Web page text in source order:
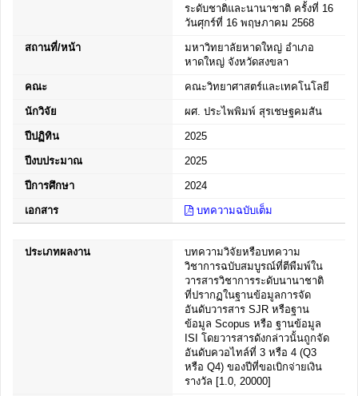
ระดับชาติและนานาชาติ ครั้งที่ 16
วันศุกร์ที่ 16 พฤษภาคม 2568
สถานที่/หน้า
มหาวิทยาลัยหาดใหญ่ อำเภอ
หาดใหญ่ จังหวัดสงขลา
คณะ คณะวิทยาศาสตร์และเทคโนโลยี
นักวิจัย ผศ. ประไพพิมพ์ สุรเชษฐคมสัน
ปีปฏิทิน 2025
ปีงบประมาณ 2025
ปีการศึกษา 2024
เอกสาร บทความฉบับเต็ม
ประเภทผลงาน
บทความวิจัยหรือบทความ
วิชาการฉบับสมบูรณ์ที่ตีพืมพ์ใน
วารสารวิชาการระดับนานาชาติ
ที่ปรากฏในฐานข้อมูลการจัด
อันดับวารสาร SJR หรือฐาน
ข้อมูล Scopus หรือ ฐานข้อมูล
ISI โดยวารสารดังกล่าวนั้นถูกจัด
อันดับควอไทล์ที่ 3 หรือ 4 (Q3
หรือ Q4) ของปีที่ขอเบิกจ่ายเงิน
รางวัล [1.0, 20000]